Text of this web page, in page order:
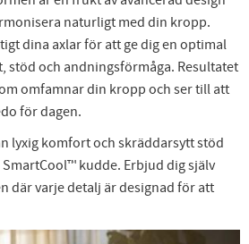
naturligt med din kropp.
dina axlar för att ge dig en optimal
stöd och andningsförmåga. Resultatet
omfamnar din kropp och ser till att
för dagen.
lyxig komfort och skräddarsytt stöd
SmartCool™ kudde. Erbjud dig själv
där varje detalj är designad för att